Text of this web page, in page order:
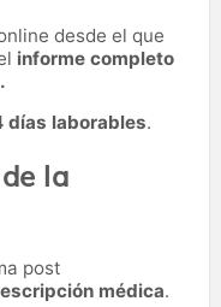
desde el que
informe completo
días laborables.
la
post
médica.